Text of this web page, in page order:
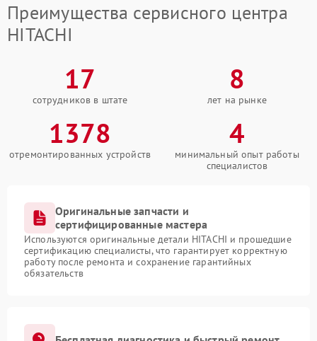
Преимущества сервисного центра
HITACHI
17
сотрудников в штате
8
лет на рынке
1378
отремонтированных устройств
4
минимальный опыт работы
специалистов
Оригинальные запчасти и
сертифицированные мастера
Используются оригинальные детали HITACHI и прошедшие
сертификацию специалисты, что гарантирует корректную
работу после ремонта и сохранение гарантийных
обязательств